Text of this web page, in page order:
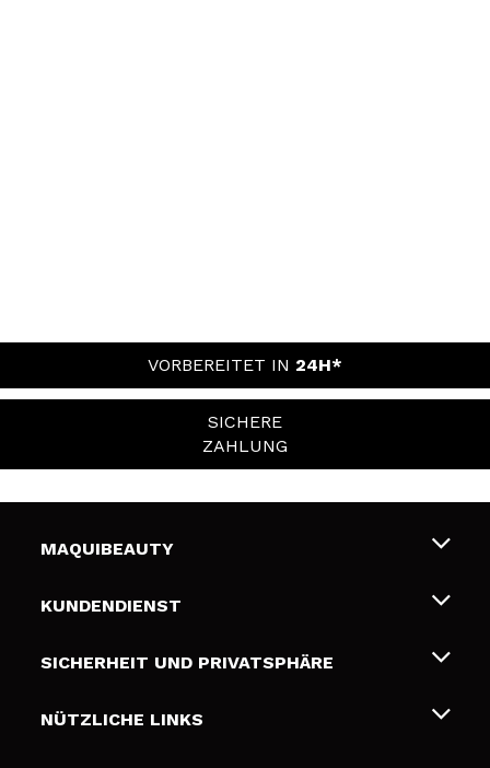
VORBEREITET IN 24H*
SICHERE
ZAHLUNG
MAQUIBEAUTY
Über uns
Geschenkkarten
KUNDENDIENST
Liefer- und Versandkosten
Zahlung
SICHERHEIT UND PRIVATSPHÄRE
Bedingungen und Datenschutz
NÜTZLICHE LINKS